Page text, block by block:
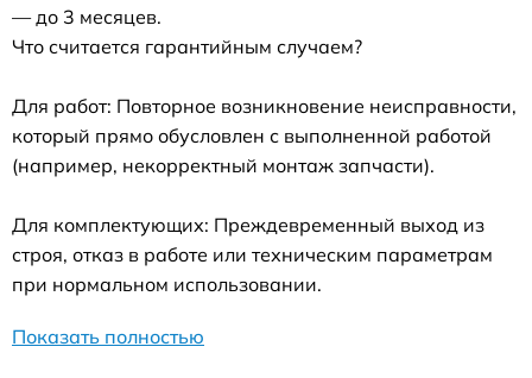
— до 3 месяцев.
Что считается гарантийным случаем?
Для работ: Повторное возникновение неисправности,
который прямо обусловлен с выполненной работой
(например, некорректный монтаж запчасти).
Для комплектующих: Преждевременный выход из
строя, отказ в работе или техническим параметрам
при нормальном использовании.
Показать полностью